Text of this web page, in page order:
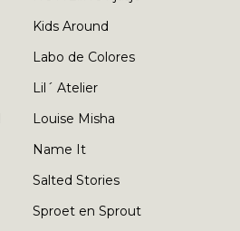
Kids Around
Labo de Colores
Lil´ Atelier
Louise Misha
Name It
Salted Stories
Sproet en Sprout